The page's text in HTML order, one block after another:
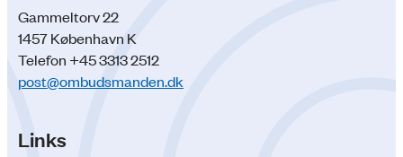
Gammeltorv 22
1457 København K
Telefon +45 3313 2512
post@ombudsmanden.dk
Links